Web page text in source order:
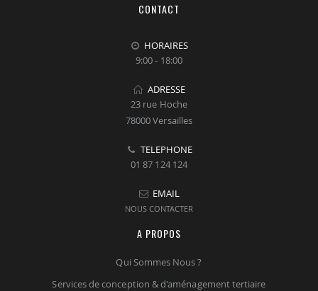
CONTACT
HORAIRES
9:00 - 18:00
ADRESSE
23 rue Hoche
78000 Versailles
TELEPHONE
01 87 124 124
EMAIL
NOUS CONTACTER
A PROPOS
Qui Sommes Nous ?
Services de conception & d'aménagement tertiaire